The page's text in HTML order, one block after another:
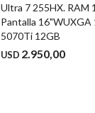
Ultra 7 255HX. RAM
Pantalla 16"WUXGA
5070Ti 12GB
USD 2.950,00